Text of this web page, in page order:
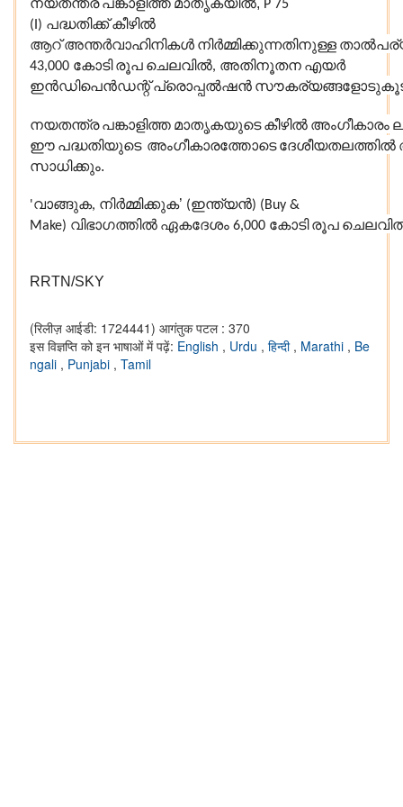
നയതന്ത്ര പങ്കാളിത്ത മാതൃകയിൽ, P 75
(I) പദ്ധതിക്ക്കീഴിൽ
ആറ്അന്തർവാഹിനികൾ നിർമ്മിക്കുന്നതിനുള്ള
43,000 കോടി രൂപ ചെലവിൽ, അതിനൂതന എയർ
ഇൻഡിപെൻഡന്റ്പ്രൊപ്പൽഷൻ
നയതന്ത്ര പങ്കാളിത്ത മാതൃകയുടെ കീഴിൽ അംഗീകാരം
ഈ പദ്ധതിയുടെ അംഗീകാരത്തോടെ ദേശീയതലത്തിൽ
സാധിക്കും.
'വാങ്ങുക, നിർമ്മിക്കുക’ (ഇന്ത്യൻ) (Buy &
Make) വിഭാഗത്തിൽ ഏകദേശം 6,000 കോടി രൂപ
RRTN/SKY
(रिलीज़ आईडी: 1724441) आगंतुक पटल : 370
इस विज्ञप्ति को इन भाषाओं में पढ़ें: English , Urdu , हिन्दी , Marathi , Be
ngali , Punjabi , Tamil